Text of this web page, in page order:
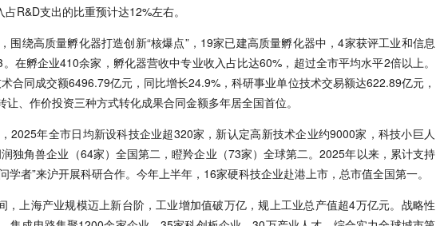
R&D支出的比重预计达12%左右。
围绕高质量孵化器打造创新“核爆点”，19家已建高质量孵化器中，4家获评工业和信息
在孵企业410余家，孵化器营收中专业收入占比达60%，超过全市平均水平2倍以上。
合同成交额6496.79亿元，同比增长24.9%，科研事业单位技术交易额达622.89亿元，
、作价投资三种方式转化成果合同金额多年居全国首位。
2025年全市日均新设科技企业超320家，新认定高新技术企业约9000家，科技小巨人
独角兽企业（64家）全国第二，瞪羚企业（73家）全球第二。2025年以来，累计支持
学者”来沪开展科研合作。今年上半年，16家硬科技企业赴港上市，总市值全国第一。
，上海产业规模迈上新台阶，工业增加值破万亿，规上工业总产值超4万亿元。战略性